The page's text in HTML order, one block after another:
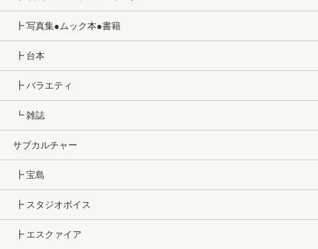
┣ 写真集●ムック本●書籍
┣ 台本
┣ バラエティ
┗ 雑誌
サブカルチャー
┣ 宝島
┣ スタジオボイス
┣ エスクァイア